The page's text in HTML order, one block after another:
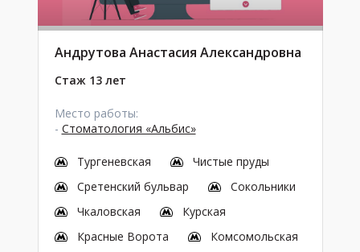
Андрутова Анастасия Александровна
Стаж 13 лет
Место работы:
- Стоматология «Альбис»
Тургеневская
Чистые пруды
Сретенский бульвар
Сокольники
Чкаловская
Курская
Красные Ворота
Комсомольская